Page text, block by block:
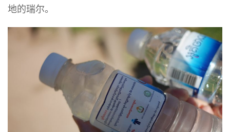
地的瑞尔。